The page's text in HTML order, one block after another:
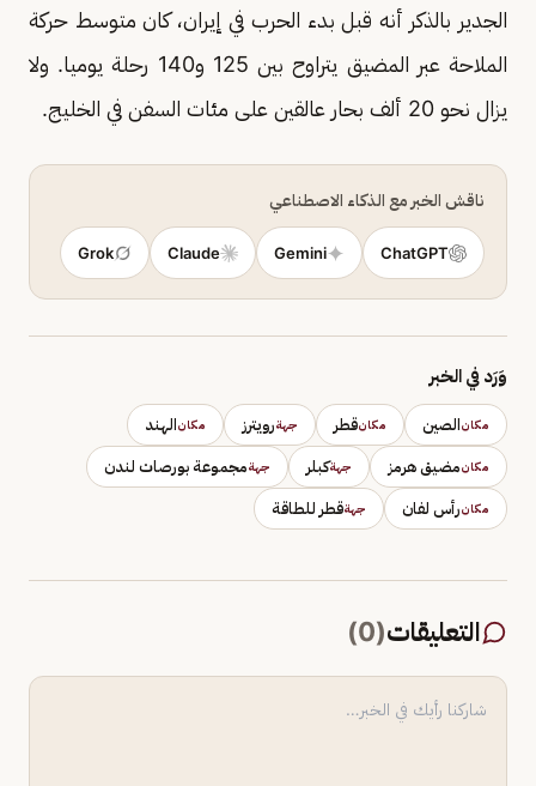
الجدير بالذكر أنه قبل بدء الحرب في إيران، ​كان متوسط حركة
الملاحة عبر المضيق يتراوح بين 125 و140 رحلة يوميا. ولا
يزال نحو 20 ​ألف بحار عالقين على مئات السفن في الخليج.
ناقش الخبر مع الذكاء الاصطناعي
ChatGPT
Gemini
Claude
Grok
وَرَد في الخبر
مكانالصين مكانقطر جهةرويترز مكانالهند
مكانمضيق هرمز جهةكبلر جهةمجموعة بورصات لندن
مكانرأس لفان جهةقطر للطاقة
التعليقات(
0
)